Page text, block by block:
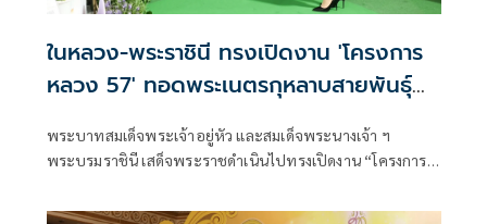
ในหลวง-พระราชินี ทรงเปิดงาน 'โครงการ
หลวง 57' ทอดพระเนตรกุหลาบสายพันธุ์
ใหม่ 'ควีนสุทิดา'
พระบาทสมเด็จพระเจ้าอยู่หัว และสมเด็จพระนางเจ้า ฯ
พระบรมราชินี เสด็จพระราชดำเนินไปทรงเปิดงาน “โครงการ
รักษา ต่อยอด จากดอยสู่เมือง” (The Blooming Legacy of